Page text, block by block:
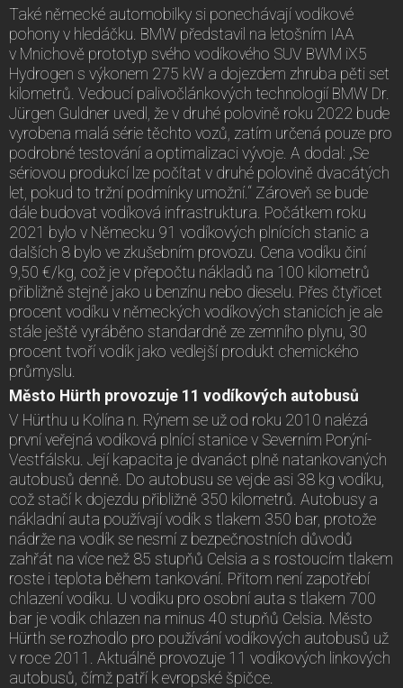
Také německé automobilky si ponechávají vodíkové
pohony v hledáčku. BMW představil na letošním IAA
v Mnichově prototyp svého vodíkového SUV BWM iX5
Hydrogen s výkonem 275 kW a dojezdem zhruba pěti set
kilometrů. Vedoucí palivočlánkových technologií BMW Dr.
Jürgen Guldner uvedl, že v druhé polovině roku 2022 bude
vyrobena malá série těchto vozů, zatím určená pouze pro
podrobné testování a optimalizaci vývoje. A dodal: „Se
sériovou produkcí lze počítat v druhé polovině dvacátých
let, pokud to tržní podmínky umožní.“ Zároveň se bude
dále budovat vodíková infrastruktura. Počátkem roku
2021 bylo v Německu 91 vodíkových plnících stanic a
dalších 8 bylo ve zkušebním provozu. Cena vodíku činí
9,50 €/kg, což je v přepočtu nákladů na 100 kilometrů
přibližně stejně jako u benzínu nebo dieselu. Přes čtyřicet
procent vodíku v německých vodíkových stanicích je ale
stále ještě vyráběno standardně ze zemního plynu, 30
procent tvoří vodík jako vedlejší produkt chemického
průmyslu.
Město Hürth provozuje 11 vodíkových autobusů
V Hürthu u Kolína n. Rýnem se už od roku 2010 nalézá
první veřejná vodíková plnící stanice v Severním Porýní-
Vestfálsku. Její kapacita je dvanáct plně natankovaných
autobusů denně. Do autobusu se vejde asi 38 kg vodíku,
což stačí k dojezdu přibližně 350 kilometrů. Autobusy a
nákladní auta používají vodík s tlakem 350 bar, protože
nádrže na vodík se nesmí z bezpečnostních důvodů
zahřát na více než 85 stupňů Celsia a s rostoucím tlakem
roste i teplota během tankování. Přitom není zapotřebí
chlazení vodíku. U vodíku pro osobní auta s tlakem 700
bar je vodík chlazen na minus 40 stupňů Celsia. Město
Hürth se rozhodlo pro používání vodíkových autobusů už
v roce 2011. Aktuálně provozuje 11 vodíkových linkových
autobusů, čímž patří k evropské špičce.